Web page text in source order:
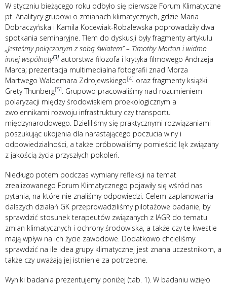
W styczniu bieżącego roku odbyło się pierwsze Forum Klimatyczne
pt. Analitycy grupowi o zmianach klimatycznych, gdzie Maria
Dobraczyńska i Kamila Kocewiak-Robalewska poprowadziły dwa
spotkania seminaryjne. Tłem do dyskusji były fragmenty artykułu
„Jesteśmy połączonym z sobą światem” – Timothy Morton i widmo
innej wspólnoty[3]autorstwa filozofa i krytyka filmowego Andrzeja
Marca; prezentacja multimedialna fotografii znad Morza
Martwego Waldemara Zdrojewskiego[4] oraz fragmenty książki
Grety Thunberg[5]. Grupowo pracowaliśmy nad rozumieniem
polaryzacji między środowiskiem proekologicznym a
zwolennikami rozwoju infrastruktury czy transportu
międzynarodowego. Dzieliliśmy się praktycznymi rozwiązaniami
poszukując ukojenia dla narastającego poczucia winy i
odpowiedzialności, a także próbowaliśmy pomieścić lęk związany
z jakością życia przyszłych pokoleń.
Niedługo potem podczas wymiany refleksji na temat
zrealizowanego Forum Klimatycznego pojawiły się wśród nas
pytania, na które nie znaliśmy odpowiedzi. Celem zaplanowania
dalszych działań GK przeprowadziliśmy pilotażowe badanie, by
sprawdzić stosunek terapeutów związanych z IAGR do tematu
zmian klimatycznych i ochrony środowiska, a także czy te kwestie
mają wpływ na ich życie zawodowe. Dodatkowo chcieliśmy
sprawdzić na ile idea grupy klimatycznej jest znana uczestnikom, a
także czy uważają jej istnienie za potrzebne.
Wyniki badania prezentujemy poniżej (tab. 1). W badaniu wzięło